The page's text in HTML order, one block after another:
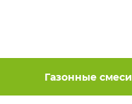
Газонные смеси